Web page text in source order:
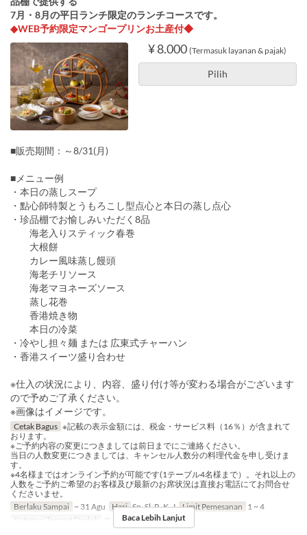
7月・8月の平日ランチ限定のランチコースです。
◆WEB予約限定マンゴープリンお土産付◆
¥ 8.000 (Termasuk layanan & pajak)
Pilih
■販売期間：～8/31(月)
■メニュー例
・本日の蒸しスープ
・點心師特製とうもろこし型点心と本日の蒸し点心
・珍品棚でお愉しみいただく8品
海老入りスティック春巻
大根餅
カレー風味蒸し饅頭
海老チリソース
海老マヨネーズソース
蒸し花巻
香港焼き物
本日の冷菜
・冷やし担々麺 または 広東式チャーハン
・香港スイーツ盛り合わせ
※仕入の状況により、内容、盛り付け等が変わる場合がございます
ので予めご了承ください。
※画像はイメージです。
Cetak Bagus ※記載の表示金額には、税金・サービス料（16％）が含まれて
おります。
※ご予約内容の変更につきましては前日までにご連絡ください。
当日の人数変更につきましては、キャンセル人数分の料理代金を申し受けま
す。
※4名様まではオンライン予約が可能です(1テーブル4名様まで）。それ以上の
人数をご予約ご希望のお客様及び最新のお席状況は直接お電話にてお問合せ
くださいませ。
Berlaku Sampai ~ 31 Agu Hari Sn, Sl, R, K, J Limit Pemesanan 1 ~ 4
Kategori Tempat Duduk
ホール席Baca Lebih Lanjut